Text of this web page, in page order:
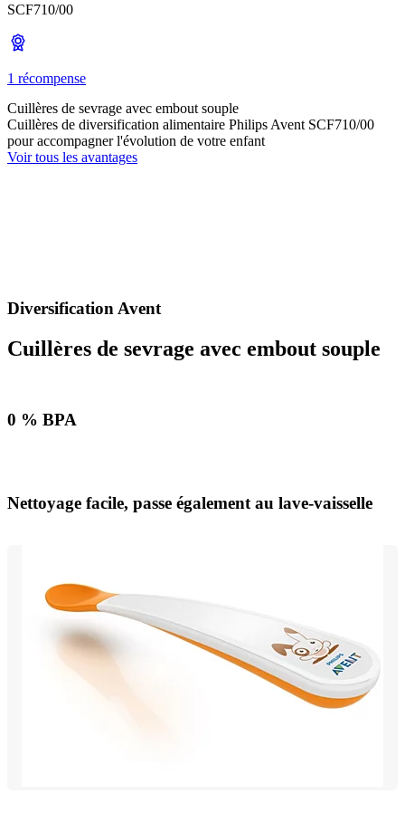
SCF710/00
1 récompense
Cuillères de sevrage avec embout souple
Cuillères de diversification alimentaire Philips Avent SCF710/00
pour accompagner l'évolution de votre enfant
Voir tous les avantages
Diversification Avent
Cuillères de sevrage avec embout souple
0 % BPA
Nettoyage facile, passe également au lave-vaisselle